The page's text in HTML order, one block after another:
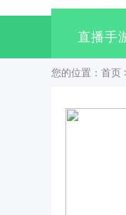
直播手
您的位置： 首页